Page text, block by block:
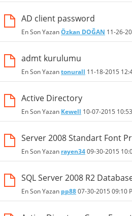
AD client password
En Son YazanÖzkan DOĞAN 11-26-
admt kurulumu
En Son Yazantonurall 11-18-2015
Active Directory
En Son Yazan Kewell 10-07-2015
Server 2008 Standart Font
En Son Yazan rayen3409-30-2015
SQL Server 2008 R2
En Son Yazan pp8807-30-2015 09:10